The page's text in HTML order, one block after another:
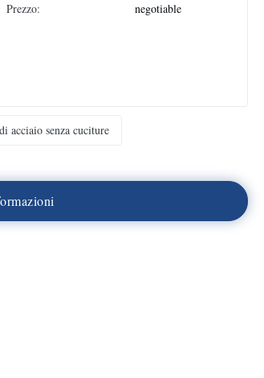
Prezzo: negotiable
acciaio senza cuciture
ormazioni